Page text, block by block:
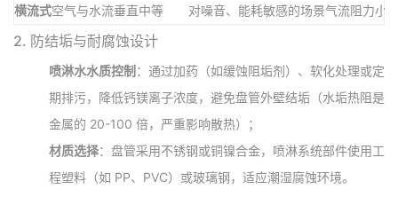
横流式空气与水流垂直中等 对噪音、能耗敏感的场景气流阻力小
2. 防结垢与耐腐蚀设计
喷淋水水质控制 ：通过加药（如缓蚀阻垢剂）、软化处理或定
期排污，降低钙镁离子浓度，避免盘管外壁结垢（水垢热阻是
金属的 20-100 倍，严重影响散热）；
材质选择：盘管采用不锈钢或铜镍合金，喷淋系统部件使用工
程塑料（如 PP、PVC）或玻璃钢，适应潮湿腐蚀环境。